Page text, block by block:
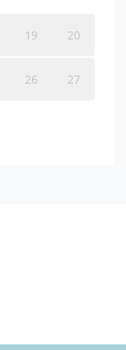
19 20
26 27